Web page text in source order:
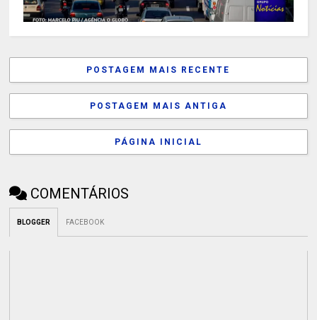
POSTAGEM MAIS RECENTE
POSTAGEM MAIS ANTIGA
PÁGINA INICIAL
COMENTÁRIOS
BLOGGER FACEBOOK